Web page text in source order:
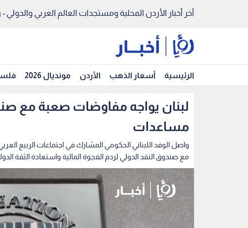
آخر أخبار الأردن المحلية ومستجدات العالم العربي والدولي -
الرئيسية أسعار الذهب الأردن مونديال 2026
لبنان يواجه مفاوضات صعبة مع
مساعدات
واصل الوفد اللبناني الحكومي المشارك في اجتماعات الربيع
مع صندوق النقد الدولي لردم الفجوة المالية واستعادة الثقة